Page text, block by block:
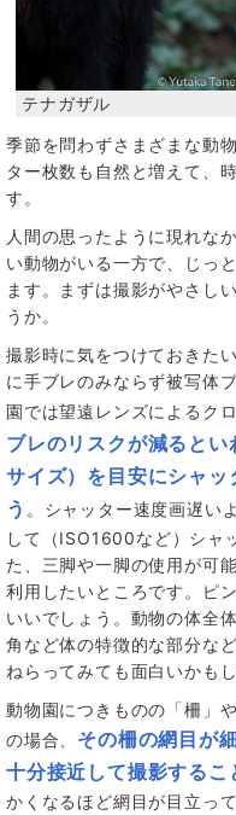
季節を問わずさまざまな動
ター枚数も自然と増えて、
す。
人間の思ったように現れな
い動物がいる一方で、じっ
ます。まずは撮影がやさし
うか。
撮影時に気をつけておきた
に手ブレのみならず被写体
園では望遠レンズによるク
ブレのリスクが減ると
サイズ）を目安にシャッ
う 。シャッター速度画遅い
して（ISO1600など）シャ
た、三脚や一脚の使用が可
利用したいところです。ピ
いいでしょう。動物の体全
角など体の特徴的な部分な
ねらってみても面白いかもし
動物園につきものの「柵」
の場合、 その柵の網目が
十分接近して撮影する
かくなるほど網目が目立っ